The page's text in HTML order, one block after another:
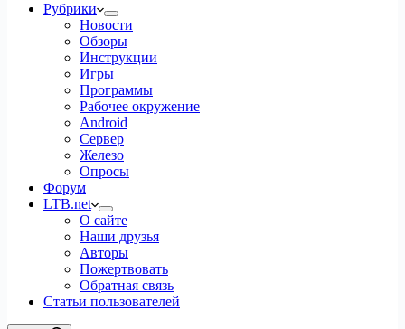
Рубрики
Новости
Обзоры
Инструкции
Игры
Программы
Рабочее окружение
Android
Сервер
Железо
Опросы
Форум
LTB.net
О сайте
Наши друзья
Авторы
Пожертвовать
Обратная связь
Статьи пользователей